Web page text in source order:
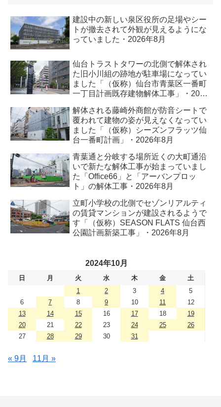
建設中の新しい泉区役所の足場やシー
トが撤去されて外観が見えるようにな
っていました・2026年8月
仙台トラストタワーの北側で解体され
た旧小川組の跡地が駐車場になってい
ました「（仮称）仙台市青葉区一番町
一丁目計画既存建物解体工事」・2026
解体される藤崎外商館が防音シートで
覆われて建物の姿が見えなくなってい
ました「（仮称）シーズンフラッツ仙
台一番町計画」・2026年8月
青葉通と分岐する場所近くの大町通沿
いで新たな解体工事が始まっていまし
た「Office66」と「アーバンプロッ
ト」の解体工事・2026年8月
立町小学校の北側でセゾンリアルティ
の賃貸マンションが建設されるようで
す「（仮称）SEASON FLATS 仙台西
公園計画新築工事」・2026年8月
2024年10月
日 月 火 水 木 金
土
1
2 3 4
5
6
7 8 9 10 11
12
13
14 15 16 17 18
19
20
21 22 23 24 25
26
27
28 29 30 31
« 9月 11月 »